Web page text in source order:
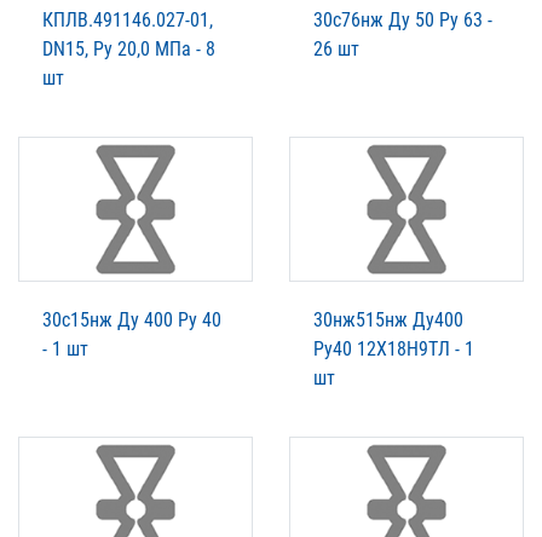
КПЛВ.491146.027-01,
DN15, Ру 20,0 МПа - 8
шт
30с76нж Ду 50 Ру 63 -
26 шт
30c15нж Ду 400 Ру 40
- 1 шт
30нж515нж Ду400
Ру40 12Х18Н9ТЛ - 1
шт